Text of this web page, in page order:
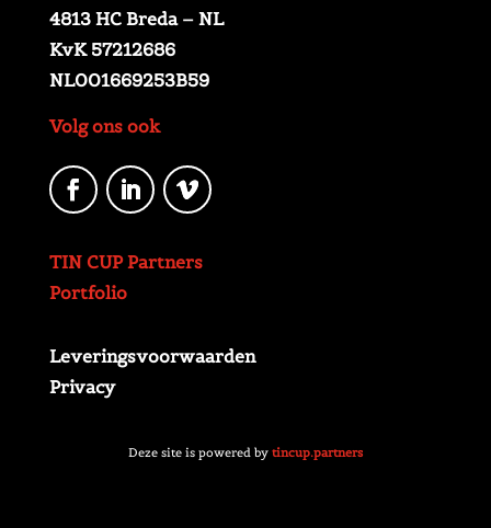
4813 HC Breda – NL
KvK 57212686
NL001669253B59
Volg ons ook
TIN CUP Partners
Portfolio
Leveringsvoorwaarden
Privacy
Deze site is powered by tincup.partners